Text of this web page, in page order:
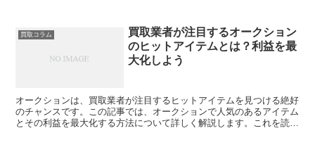
買取コラム
買取業者が注目するオークション
のヒットアイテムとは？利益を最
大化しよう
オークションは、買取業者が注目するヒットアイテムを見つける絶好
のチャンスです。この記事では、オークションで人気のあるアイテム
とその利益を最大化する方法について詳しく解説します。これを読ん